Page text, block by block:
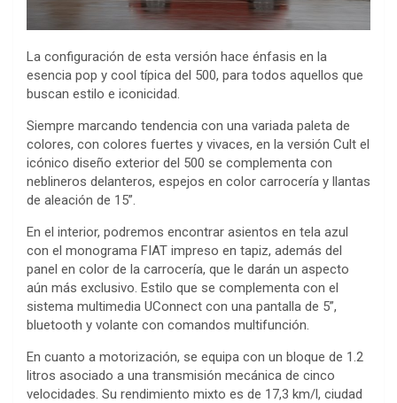
La configuración de esta versión hace énfasis en la
esencia pop y cool típica del 500, para todos aquellos que
buscan estilo e iconicidad.
Siempre marcando tendencia con una variada paleta de
colores, con colores fuertes y vivaces, en la versión Cult el
icónico diseño exterior del 500 se complementa con
neblineros delanteros, espejos en color carrocería y llantas
de aleación de 15”.
En el interior, podremos encontrar asientos en tela azul
con el monograma FIAT impreso en tapiz, además del
panel en color de la carrocería, que le darán un aspecto
aún más exclusivo. Estilo que se complementa con el
sistema multimedia UConnect con una pantalla de 5”,
bluetooth y volante con comandos multifunción.
En cuanto a motorización, se equipa con un bloque de 1.2
litros asociado a una transmisión mecánica de cinco
velocidades. Su rendimiento mixto es de 17,3 km/l, ciudad